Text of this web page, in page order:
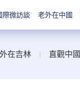
際微訪談 老外在中國
在吉林 直觀中國